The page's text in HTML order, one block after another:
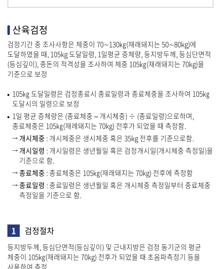
산육검정
검정기간 중 조사사항은 체중이 70∼130㎏(재래돼지는 50∼80kg)에
도달하였을 때, 105kg 도달일령, 1일평균 증체량, 등지방두께, 등심단면적
(등심깊이), 종돈의 적격성을 조사하여 체중 105㎏(재래돼지는 70kg)을
기준으로 보정
105㎏ 도달일령은 검정종료시 종료일령과 종료체중을 조사하여 105㎏
도달시의 일령으로 보정
1일 평균 증체량은 (종료체중 – 개시체중) ÷ (종료일령)으로하며,
종료체중은 105㎏(재례돼지는 70kg) 전후가 되었을 때 측정함.
개시체중 : 개시체중은 생시체중 혹은 35kg 전후를 기준으로함.
개시일령 : 개시일령은 생년월일 혹은 검정개시일(개시체중 측정일)을
기준으로 함.
종료체중 : 종료체중은 105㎏(재래돼지는 70kg) 전후에 측정함
종료일령 : 종료일령은 생년월일 혹은 개시체중 측정일부터 종료체중
측정일을 기준으로 함.
1 검정절차
등지방두께, 등심단면적(등심깊이) 및 근내지방은 검정 동기군의 평균
체중이 105㎏(재래돼지는 70kg) 전후가 되었을 때 초음파측정기 등을
사용하여 측정